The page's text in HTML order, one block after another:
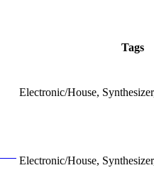
Tags
Electronic/House,
Electronic/House,